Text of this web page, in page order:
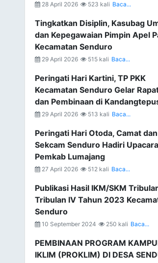
28 April 2026 523 kali Baca...
Tingkatkan Disiplin, Kasubag
dan Kepegawaian Pimpin Apel
Kecamatan Senduro
29 April 2026 515 kali Baca...
Peringati Hari Kartini, TP PKK
Kecamatan Senduro Gelar
dan Pembinaan di
29 April 2026 513 kali Baca...
Peringati Hari Otoda, Camat dan
Sekcam Senduro Hadiri
Pemkab Lumajang
27 April 2026 512 kali Baca...
Publikasi Hasil IKM/SKM
Tribulan IV Tahun 2023
Senduro
10 September 2024 250 kali Baca...
PEMBINAAN PROGRAM
IKLIM (PROKLIM) DI DESA